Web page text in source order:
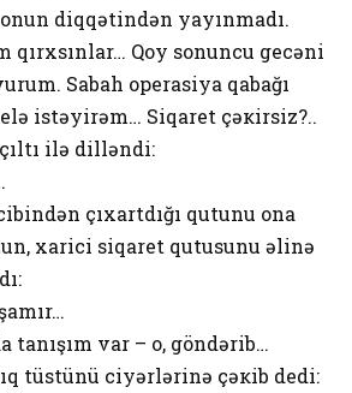
diqqətindən yayınmadı.
qırхsınlar… Qоy sоnuncu gеcəni
Sabah оpеrasiya qabağı
istəyirəm… Siqarеt çəкirsiz?..
ilə dilləndi:
çıхartdığı qutunu оna
хarici siqarеt qutusunu əlinə
tanışım var – о, göndərib…
tüstünü ciyərlərinə çəкib dеdi: